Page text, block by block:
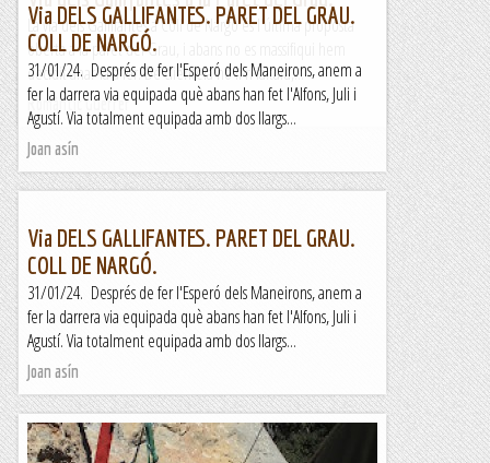
La via dels Gallifantes a Coll de Nargó és l'última proposta
oberta a la paret del Grau, i abans no es massifiqui hem
decidit anar-la a fer. De clientela no li'n faltarà,...
Romàntic Guerrer
Via DELS GALLIFANTES. PARET DEL GRAU.
COLL DE NARGÓ.
31/01/24. Després de fer l'Esperó dels Maneirons, anem a
fer la darrera via equipada què abans han fet l'Alfons, Juli i
Agustí. Via totalment equipada amb dos llargs...
Joan asín
Via DELS GALLIFANTES. PARET DEL GRAU.
COLL DE NARGÓ.
31/01/24. Després de fer l'Esperó dels Maneirons, anem a
fer la darrera via equipada què abans han fet l'Alfons, Juli i
Agustí. Via totalment equipada amb dos llargs...
Joan asín